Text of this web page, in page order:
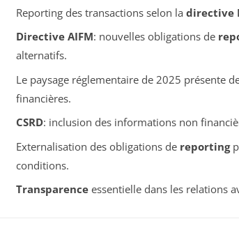
Reporting des transactions selon la directive
Directive AIFM: nouvelles obligations de
alternatifs.
Le paysage réglementaire de 2025 présente
financières.
CSRD: inclusion des informations non
Externalisation des obligations de reporting
conditions.
Transparenceessentielle dans les relations